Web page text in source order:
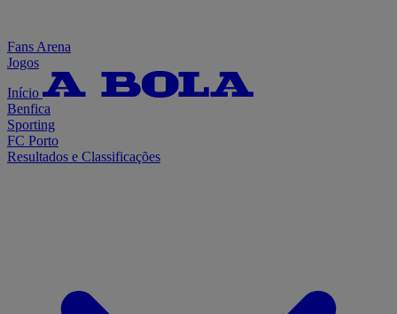
Fans Arena
Jogos
Início
Benfica
Sporting
FC Porto
Resultados e Classificações